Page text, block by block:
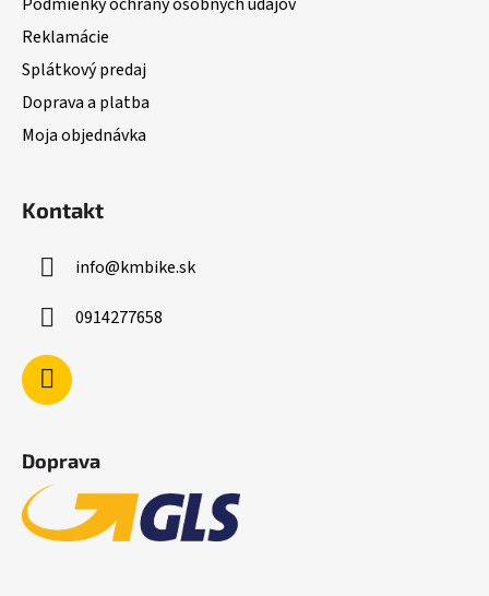
y
Reklamácie
Splátkový predaj
Doprava a platba
Moja objednávka
Kontakt
info@kmbike.sk
0914277658
Doprava